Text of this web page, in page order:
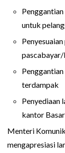
untuk
terdampak
Penyediaan
kantor
Menteri
mengapresiasi